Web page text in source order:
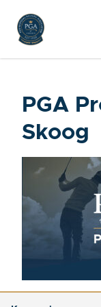
PGA
Skoog